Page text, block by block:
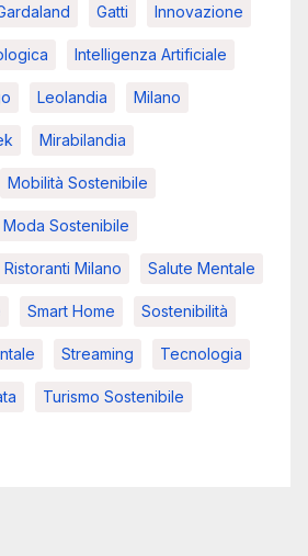
Gatti Innovazione
Intelligenza Artificiale
Leolandia Milano
Mirabilandia
Mobilità Sostenibile
Moda Sostenibile
Ristoranti Milano Salute Mentale
Smart Home Sostenibilità
Streaming Tecnologia
Turismo Sostenibile